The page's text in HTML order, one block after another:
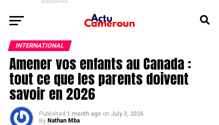
INTERNATIONAL
Amener vos enfants au Canada :
tout ce que les parents doivent
savoir en 2026
Published 1 month ago on July 3, 2026
By Nathan Mba